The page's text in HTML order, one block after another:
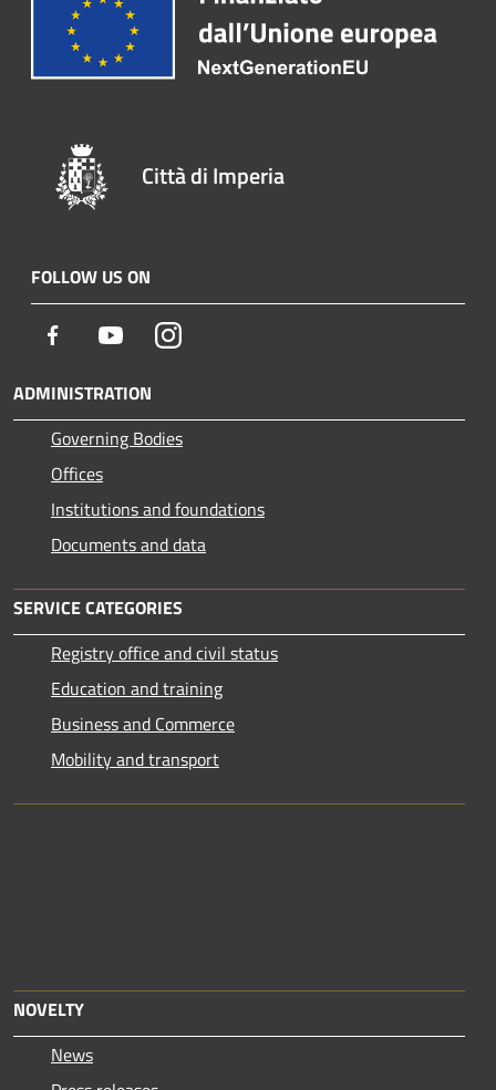
Città di Imperia
FOLLOW US ON
Facebook YoutubeInstagram
ADMINISTRATION
Governing Bodies
Offices
Institutions and foundations
Documents and data
SERVICE CATEGORIES
Registry office and civil status
Education and training
Business and Commerce
Mobility and transport
NOVELTY
News